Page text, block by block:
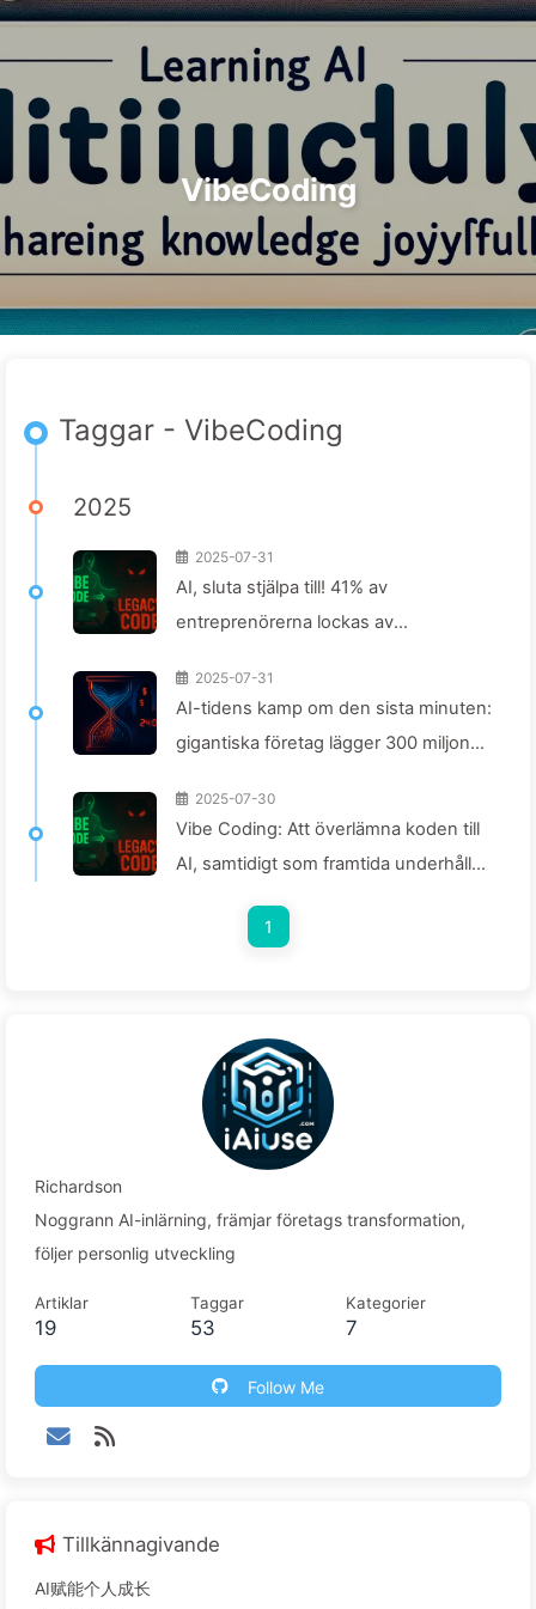
Sök Hem Arkiv Taggar Kategorier
Länkar Om oss 🇸🇪 Svenska
VibeCoding
Taggar - VibeCoding
2025
2025-07-31
AI, sluta stjälpa till! 41% av
entreprenörerna lockas av
mår de anställda ännu sämre — Lär
2025-07-31
AI-tidens kamp om den sista minuten:
gigantiska företag lägger 300 miljoner
tar ifrån dig sömnen och skallar din
fritid för att sälja till annonsörer. Den
digitala imperialismen prissätter ditt
fokus — Lär dig AI långsamt 166
2025-07-30
Vibe Coding: Att överlämna koden till
AI, samtidigt som framtida underhåll
1
Richardson
Noggrann AI-inlärning, främjar företags transformation,
följer personlig utveckling
Artiklar
19
Taggar
53
Kategorier
7
Follow Me
Tillkännagivande
AI赋能个人成长